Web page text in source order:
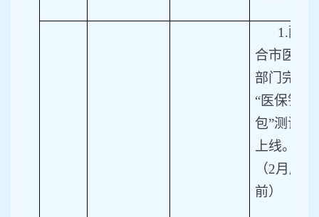
1.配
合市医保
部门完成
“医保钱
包”测试
上线。
（2月底
前）